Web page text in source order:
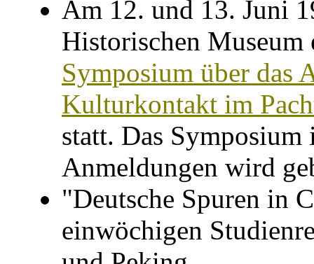
Am 12. und 13. Juni
Historischen
Symposium über das
Kulturkontakt im
statt. Das
Anmeldungen wird
"Deutsche Spuren in
einwöchigen